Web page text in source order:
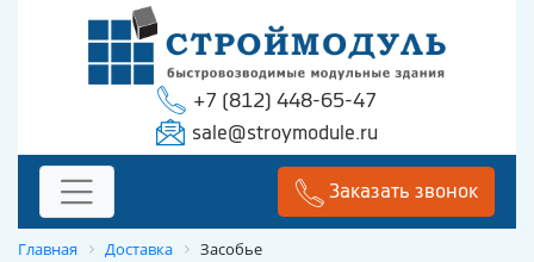
+7 (812) 448-65-47
sale@stroymodule.ru
Заказать звонок
Главная Доставка Засобье